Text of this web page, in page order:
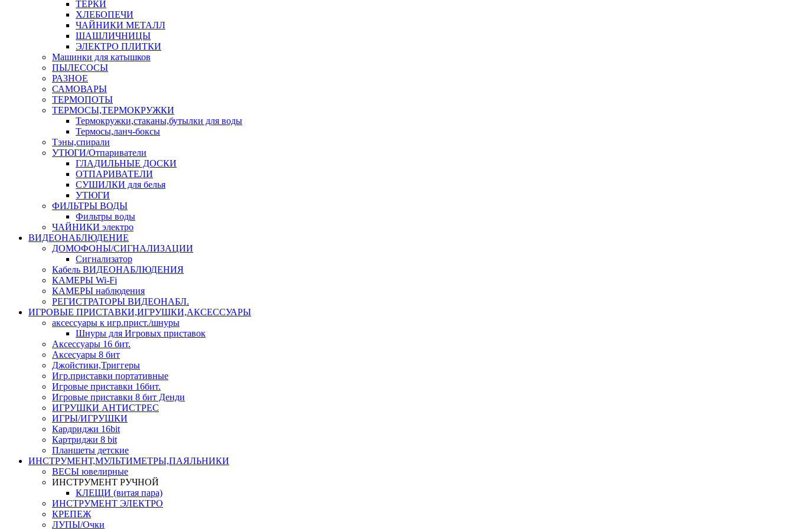
ТЕРКИ
ХЛЕБОПЕЧИ
ЧАЙНИКИ МЕТАЛЛ
ШАШЛИЧНИЦЫ
ЭЛЕКТРО ПЛИТКИ
Машинки для катышков
ПЫЛЕСОСЫ
РАЗНОЕ
САМОВАРЫ
ТЕРМОПОТЫ
ТЕРМОСЫ,ТЕРМОКРУЖКИ
Термокружки,стаканы,бутылки для воды
Термосы,ланч-боксы
Тэны,спирали
УТЮГИ/Отпариватели
ГЛАДИЛЬНЫЕ ДОСКИ
ОТПАРИВАТЕЛИ
СУШИЛКИ для белья
УТЮГИ
ФИЛЬТРЫ ВОДЫ
Фильтры воды
ЧАЙНИКИ электро
ВИДЕОНАБЛЮДЕНИЕ
ДОМОФОНЫ/СИГНАЛИЗАЦИИ
Сигнализатор
Кабель ВИДЕОНАБЛЮДЕНИЯ
КАМЕРЫ Wi-Fi
КАМЕРЫ наблюдения
РЕГИСТРАТОРЫ ВИДЕОНАБЛ.
ИГРОВЫЕ ПРИСТАВКИ,ИГРУШКИ,АКСЕССУАРЫ
аксесcуары к игр.прист./шнуры
Шнуры для Игровых приставок
Аксессуары 16 бит.
Аксесуары 8 бит
Джойстики,Триггеры
Игр.приставки портативные
Игровые приставки 16бит.
Игровые приставки 8 бит Денди
ИГРУШКИ АНТИСТРЕС
ИГРЫ/ИГРУШКИ
Кардриджи 16bit
Картриджи 8 bit
Планшеты детские
ИНСТРУМЕНТ,МУЛЬТИМЕТРЫ,ПАЯЛЬНИКИ
ВЕСЫ ювелирные
ИНСТРУМЕНТ РУЧНОЙ
КЛЕЩИ (витая пара)
ИНСТРУМЕНТ ЭЛЕКТРО
КРЕПЕЖ
ЛУПЫ/Очки